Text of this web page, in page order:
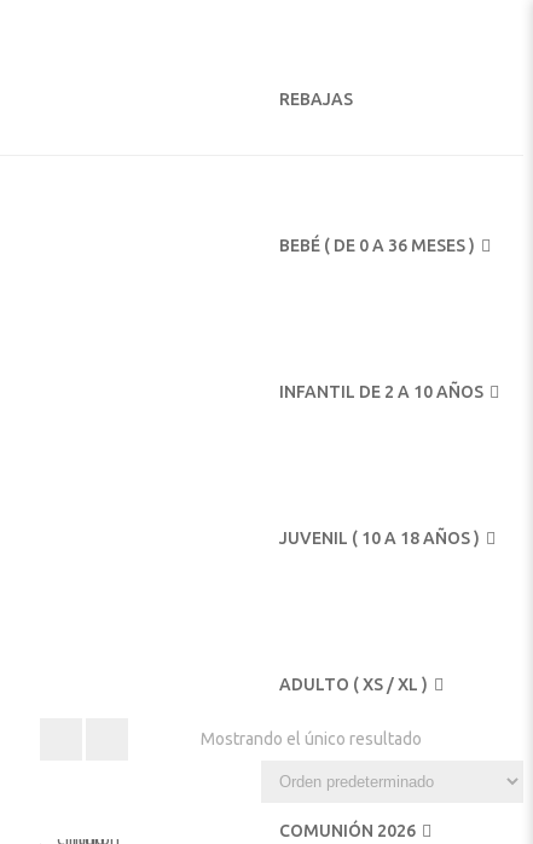
REBAJAS
BEBÉ ( DE 0 A 36 MESES )
INFANTIL DE 2 A 10 AÑOS
JUVENIL ( 10 A 18 AÑOS )
ADULTO ( XS / XL )
COMUNIÓN 2026
Mostrando el único resultado